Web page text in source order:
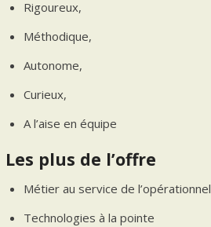
Rigoureux,
Méthodique,
Autonome,
Curieux,
A l’aise en équipe
Les plus de l’offre
Métier au service de l’opérationnel
Technologies à la pointe